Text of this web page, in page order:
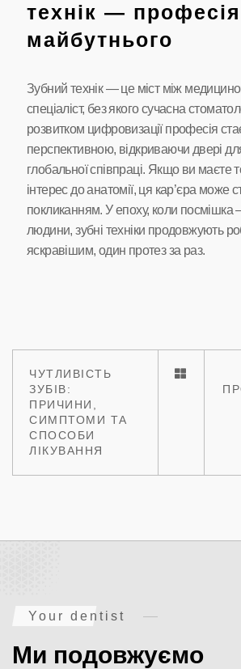
технік — професія
майбутнього
Зубний технік — це міст між
спеціаліст, без якого сучасна
розвитком цифровизації професія
перспективною, відкриваючи двері
глобальної співпраці. Якщо ви маєте
інтерес до анатомії, ця кар’єра може
покликанням. У епоху, коли посмішка
людини, зубні техніки продовжують
яскравішим, один протез за раз.
ЧУТЛИВІСТЬ
ЗУБІВ:
ПРИЧИНИ,
СИМПТОМИ ТА
СПОСОБИ
ЛІКУВАННЯ
Your dentist
Ми подовжуємо